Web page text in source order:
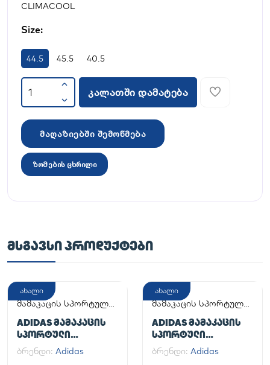
CLIMACOOL
Size:
44.5 45.5 40.5
კალათში დამატება
მაღაზიებში შემოწმება
ზომების ცხრილი
ᲛᲡᲒᲐᲕᲡᲘ ᲞᲠᲝᲓᲣᲥᲢᲔᲑᲘ
ახალი
მამაკაცის სპორტული
ADIDAS ᲛᲐᲛᲐᲙᲐᲪᲘᲡ
ᲡᲞᲝᲠᲢᲣᲚᲘ
ᲤᲔᲮᲡᲐᲪᲛᲔᲚᲘ
ADILETTE
ბრენდი: Adidas
ახალი
მამაკაცის სპორტული
ADIDAS ᲛᲐᲛᲐᲙᲐᲪᲘᲡ
ᲡᲞᲝᲠᲢᲣᲚᲘ
ᲤᲔᲮᲡᲐᲪᲛᲔᲚᲘ
HANDBALL SPEZIAL
ბრენდი: Adidas